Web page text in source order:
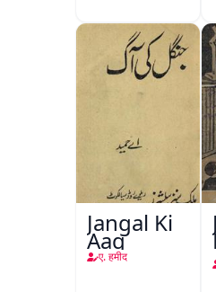
Jangal Ki
Aag
ए. हमीद